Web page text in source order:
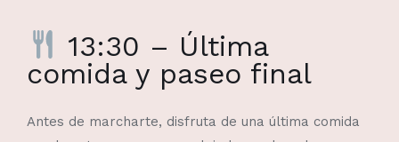
13:30 – Última
comida y paseo final
Antes de marcharte, disfruta de una última comida